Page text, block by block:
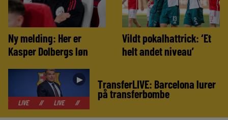
Ny melding: Her er
Kasper Dolbergs løn
Vildt pokalhattrick: ‘Et
helt andet niveau’
►
LIVE LIVE LIVE
TransferLIVE: Barcelona lurer
på transferbombe